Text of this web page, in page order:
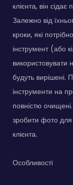
клієнта, він
Залежно від
кроки, які
інструмент (або
використовувати
будуть вирішені.
інструменти на
повністю
зробити фото для
клієнта.
Особливості